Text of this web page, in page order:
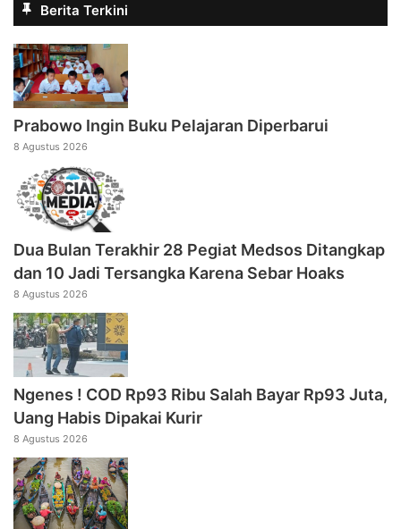
Berita Terkini
Prabowo Ingin Buku Pelajaran Diperbarui
8 Agustus 2026
Dua Bulan Terakhir 28 Pegiat Medsos Ditangkap
dan 10 Jadi Tersangka Karena Sebar Hoaks
8 Agustus 2026
Ngenes ! COD Rp93 Ribu Salah Bayar Rp93 Juta,
Uang Habis Dipakai Kurir
8 Agustus 2026